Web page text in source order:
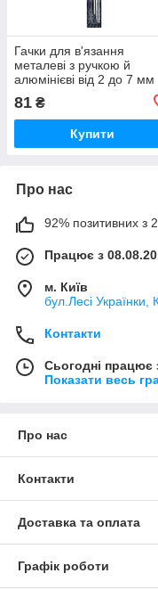
Гачки для в'язання
металеві з ручкою й
алюмінієві від 2 до 7 мм
81 ₴
Купити
Про нас
92% позитивних з
Працює з
м. Київ
бул.Лесі Українки,
Контакти
Сьогодні працює
Показати весь
Про нас
Контакти
Доставка та оплата
Графік роботи